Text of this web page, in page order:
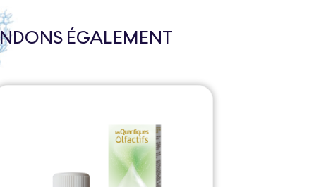
ÉGALEMENT